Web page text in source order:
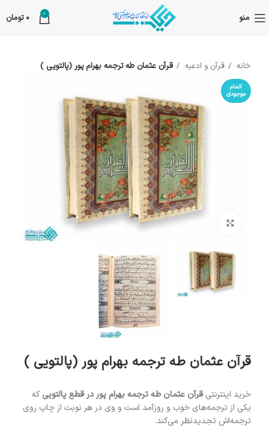
منو 0
0 تومان
خانه قرآن و ادعیه قرآن عثمان طه ترجمه بهرام پور (پالتویی )
اتمام
موجودی
بزرگنمایی تصویر
قرآن عثمان طه ترجمه بهرام پور (پالتویی )
خرید اینترنتیقرآن عثمان طه ترجمه بهرام پور در قطع پالتویی که
یکی از ترجمه‌های خوب و روزآمد است و وی در هر نوبت از چاپ روی
ترجمه‌اش تجدیدنظر می‌کند.